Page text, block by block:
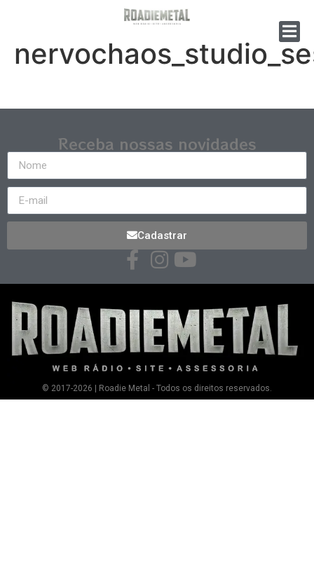
Receba nossas novidades
Cadastrar
© 2017-2026 | Roadie Metal - Todos os direitos reservados.